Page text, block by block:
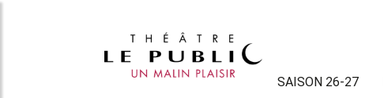
SAISON 26-27